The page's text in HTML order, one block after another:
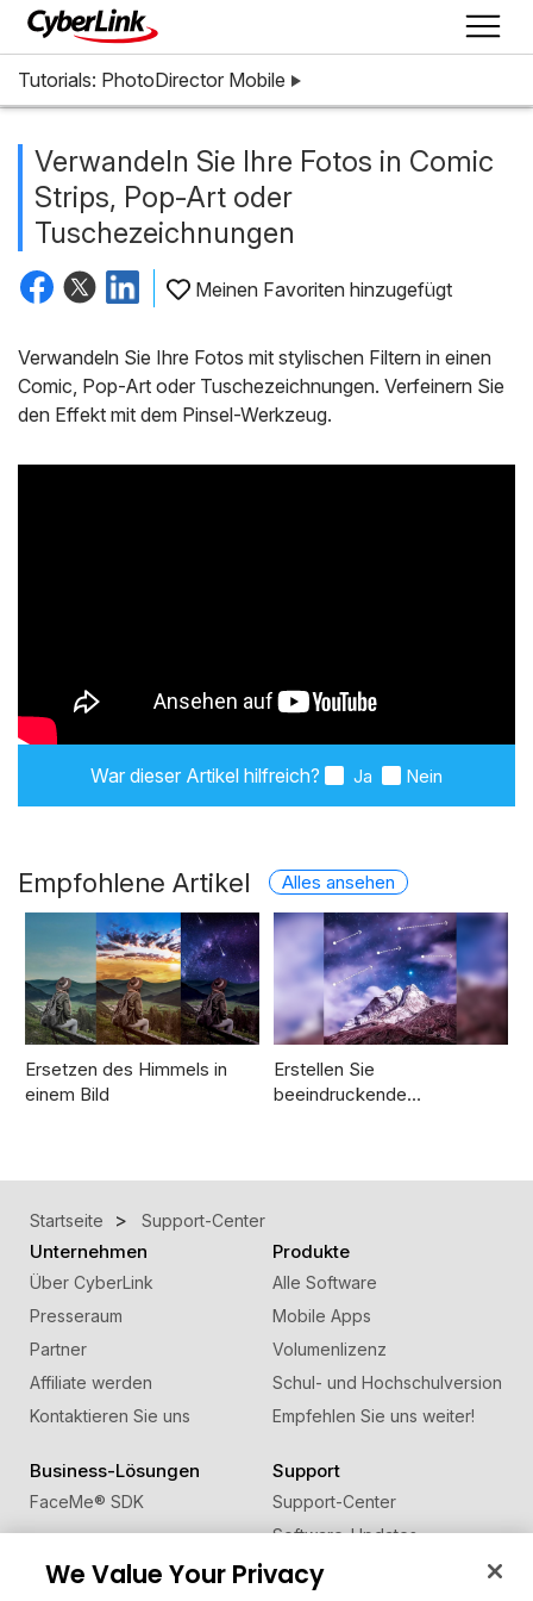
Tutorials: PhotoDirector Mobile
Verwandeln Sie Ihre Fotos in Comic
Strips, Pop-Art oder
Tuschezeichnungen
Meinen Favoriten hinzugefügt
Verwandeln Sie Ihre Fotos mit stylischen Filtern in einen
Comic, Pop-Art oder Tuschezeichnungen. Verfeinern Sie
den Effekt mit dem Pinsel-Werkzeug.
War dieser Artikel hilfreich? Ja Nein
Empfohlene Artikel Alles ansehen
Ersetzen des Himmels in
einem Bild
Erstellen Sie
beeindruckende…
Startseite Support-Center
Unternehmen
Über CyberLink
Presseraum
Partner
Affiliate werden
Kontaktieren Sie uns
Produkte
Alle Software
Mobile Apps
Volumenlizenz
Schul- und Hochschulversion
Empfehlen Sie uns weiter!
Business-Lösungen
FaceMe® SDK
Support
Support-Center
Software-Updates
Lernen + Wissen
We Value Your Privacy